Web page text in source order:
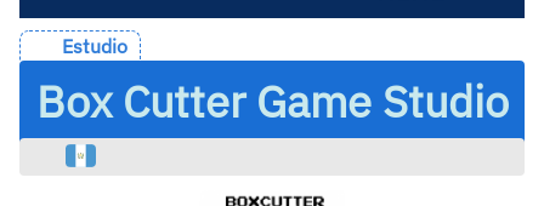
Estudio
Box Cutter Game Studio